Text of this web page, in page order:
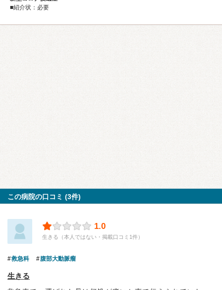
■紹介状：必要
この病院の口コミ (3件)
1.0
生きる（本人ではない・掲載口コミ1件）
救急科 腹部大動脈瘤
生きる